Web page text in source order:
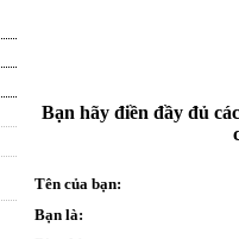
Bạn hãy điền đầy đủ
Tên của bạn:
Bạn là: